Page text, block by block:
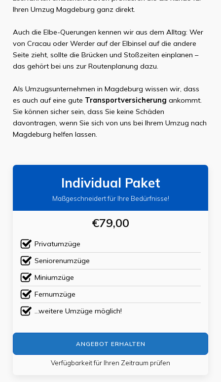
Ihren Umzug Magdeburg ganz direkt.
Auch die Elbe-Querungen kennen wir aus dem Alltag: Wer
von Cracau oder Werder auf der Elbinsel auf die andere
Seite zieht, sollte die Brücken und Stoßzeiten einplanen –
das gehört bei uns zur Routenplanung dazu.
Als Umzugsunternehmen in Magdeburg wissen wir, dass
es auch auf eine gute Transportversicherung ankommt.
Sie können sicher sein, dass Sie keine Schäden
davontragen, wenn Sie sich von uns bei Ihrem Umzug nach
Magdeburg helfen lassen.
Individual Paket
Maßgeschneidert für Ihre Bedürfnisse!
€79,00
Privatumzüge
Seniorenumzüge
Miniumzüge
Fernumzüge
...weitere Umzüge möglich!
ANGEBOT ERHALTEN
Verfügbarkeit für Ihren Zeitraum prüfen